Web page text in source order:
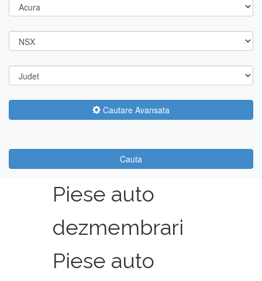
Cautare Avansata
Cauta
Piese auto
dezmembrari
Piese auto